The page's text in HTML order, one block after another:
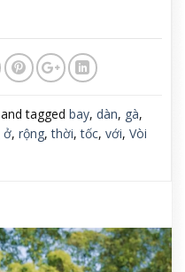
and tagged bay, dàn, gà,
ở, rộng,thời,tốc, với, Vòi